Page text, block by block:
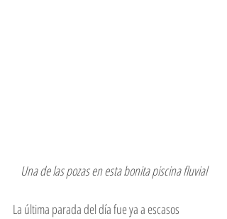
Una de las pozas en esta bonita piscina fluvial
La última parada del día fue ya a escasos